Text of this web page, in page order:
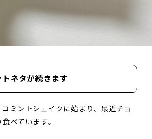
ネタが続きます
ミントシェイクに始まり、最近チョ
べています。